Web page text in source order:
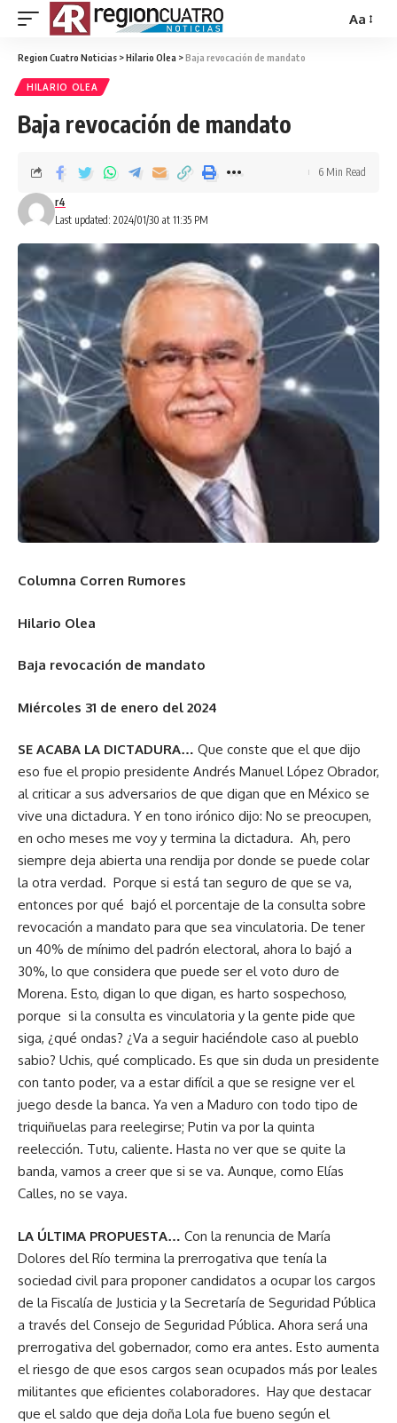
Aa
Region Cuatro Noticias >Hilario Olea >Baja revocación de mandato
HILARIO OLEA
Baja revocación de mandato
Last updated: 2024/01/30 at 11:35 PM
r4
6 Min Read
Columna Corren Rumores
Hilario Olea
Baja revocación de mandato
Miércoles 31 de enero del 2024
SE ACABA LA DICTADURA… Que conste que el que dijo
eso fue el propio presidente Andrés Manuel López Obrador,
al criticar a sus adversarios de que digan que en México se
vive una dictadura. Y en tono irónico dijo: No se preocupen,
en ocho meses me voy y termina la dictadura. Ah, pero
siempre deja abierta una rendija por donde se puede colar
la otra verdad. Porque si está tan seguro de que se va,
entonces por qué bajó el porcentaje de la consulta sobre
revocación a mandato para que sea vinculatoria. De tener
un 40% de mínimo del padrón electoral, ahora lo bajó a
30%, lo que considera que puede ser el voto duro de
Morena. Esto, digan lo que digan, es harto sospechoso,
porque si la consulta es vinculatoria y la gente pide que
siga, ¿qué ondas? ¿Va a seguir haciéndole caso al pueblo
sabio? Uchis, qué complicado. Es que sin duda un presidente
con tanto poder, va a estar difícil a que se resigne ver el
juego desde la banca. Ya ven a Maduro con todo tipo de
triquiñuelas para reelegirse; Putin va por la quinta
reelección. Tutu, caliente. Hasta no ver que se quite la
banda, vamos a creer que si se va. Aunque, como Elías
Calles, no se vaya.
LA ÚLTIMA PROPUESTA… Con la renuncia de María
Dolores del Río termina la prerrogativa que tenía la
sociedad civil para proponer candidatos a ocupar los cargos
de la Fiscalía de Justicia y la Secretaría de Seguridad Pública
a través del Consejo de Seguridad Pública. Ahora será una
prerrogativa del gobernador, como era antes. Esto aumenta
el riesgo de que esos cargos sean ocupados más por leales
militantes que eficientes colaboradores. Hay que destacar
que el saldo que deja doña Lola fue bueno según el